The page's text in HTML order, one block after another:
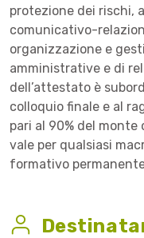
protezione dei rischi,
comunicativo-
organizzazione e
amministrative e di
dell’attestato è
colloquio finale e al
pari al 90% del monte
vale per qualsiasi
formativo